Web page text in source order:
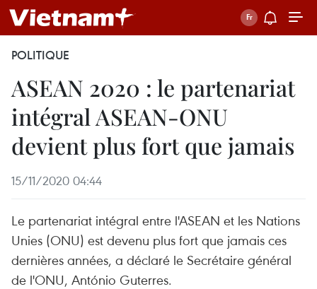
POLITIQUE
ASEAN 2020 : le partenariat
intégral ASEAN-ONU
devient plus fort que jamais
15/11/2020 04:44
Le partenariat intégral entre l'ASEAN et les Nations
Unies (ONU) est devenu plus fort que jamais ces
dernières années, a déclaré le Secrétaire général
de l'ONU, António Guterres.